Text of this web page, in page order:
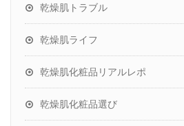
乾燥肌トラブル
乾燥肌ライフ
乾燥肌化粧品リアルレポ
乾燥肌化粧品選び